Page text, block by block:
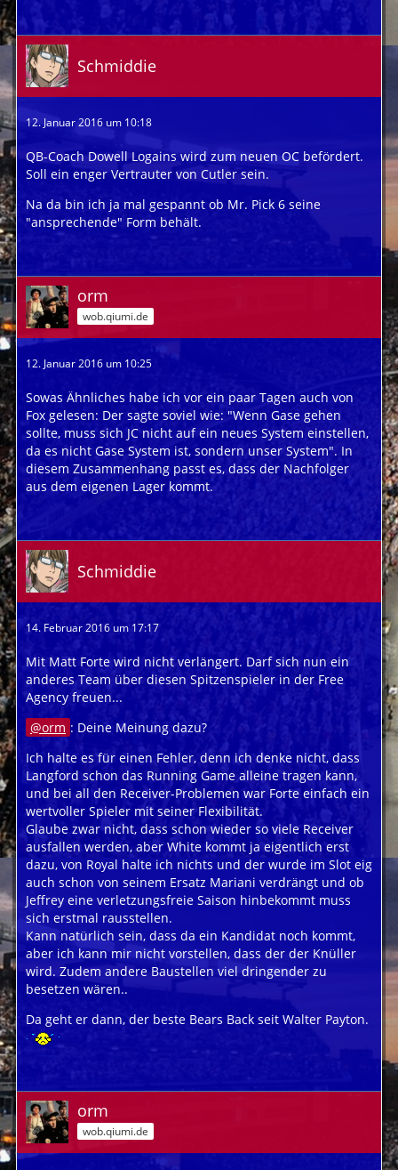
Schmiddie
12. Januar 2016 um 10:18
QB-Coach Dowell Logains wird zum neuen OC befördert.
Soll ein enger Vertrauter von Cutler sein.
Na da bin ich ja mal gespannt ob Mr. Pick 6 seine
"ansprechende" Form behält.
orm
wob.qiumi.de
12. Januar 2016 um 10:25
Sowas Ähnliches habe ich vor ein paar Tagen auch von
Fox gelesen: Der sagte soviel wie: "Wenn Gase gehen
sollte, muss sich JC nicht auf ein neues System einstellen,
da es nicht Gase System ist, sondern unser System". In
diesem Zusammenhang passt es, dass der Nachfolger
aus dem eigenen Lager kommt.
Schmiddie
14. Februar 2016 um 17:17
Mit Matt Forte wird nicht verlängert. Darf sich nun ein
anderes Team über diesen Spitzenspieler in der Free
Agency freuen...
orm : Deine Meinung dazu?
Ich halte es für einen Fehler, denn ich denke nicht, dass
Langford schon das Running Game alleine tragen kann,
und bei all den Receiver-Problemen war Forte einfach ein
wertvoller Spieler mit seiner Flexibilität.
Glaube zwar nicht, dass schon wieder so viele Receiver
ausfallen werden, aber White kommt ja eigentlich erst
dazu, von Royal halte ich nichts und der wurde im Slot eig
auch schon von seinem Ersatz Mariani verdrängt und ob
Jeffrey eine verletzungsfreie Saison hinbekommt muss
sich erstmal rausstellen.
Kann natürlich sein, dass da ein Kandidat noch kommt,
aber ich kann mir nicht vorstellen, dass der der Knüller
wird. Zudem andere Baustellen viel dringender zu
besetzen wären..
Da geht er dann, der beste Bears Back seit Walter Payton.
orm
wob.qiumi.de